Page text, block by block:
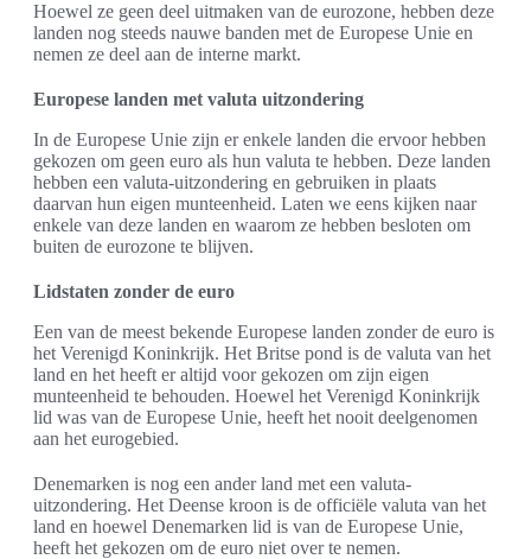
Hoewel ze geen deel uitmaken van de eurozone, hebben deze
landen nog steeds nauwe banden met de Europese Unie en
nemen ze deel aan de interne markt.
Europese landen met valuta uitzondering
In de Europese Unie zijn er enkele landen die ervoor hebben
gekozen om geen euro als hun valuta te hebben. Deze landen
hebben een valuta-uitzondering en gebruiken in plaats
daarvan hun eigen munteenheid. Laten we eens kijken naar
enkele van deze landen en waarom ze hebben besloten om
buiten de eurozone te blijven.
Lidstaten zonder de euro
Een van de meest bekende Europese landen zonder de euro is
het Verenigd Koninkrijk. Het Britse pond is de valuta van het
land en het heeft er altijd voor gekozen om zijn eigen
munteenheid te behouden. Hoewel het Verenigd Koninkrijk
lid was van de Europese Unie, heeft het nooit deelgenomen
aan het eurogebied.
Denemarken is nog een ander land met een valuta-
uitzondering. Het Deense kroon is de officiële valuta van het
land en hoewel Denemarken lid is van de Europese Unie,
heeft het gekozen om de euro niet over te nemen.